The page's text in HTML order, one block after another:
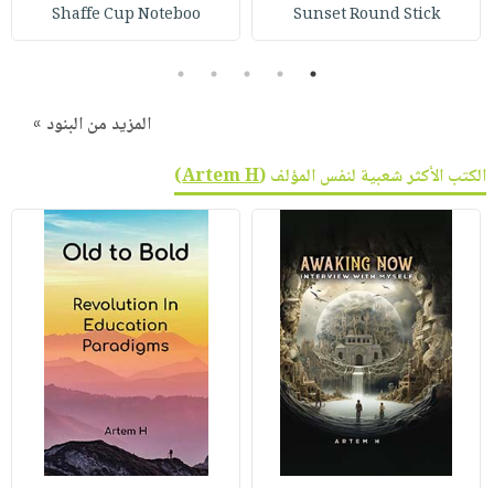
Sunset Round Stick
Shaffe Cup Noteboo
1
2
3
4
5
المزيد من البنود »
الكتب الأكثر شعبية لنفس المؤلف (Artem H
)